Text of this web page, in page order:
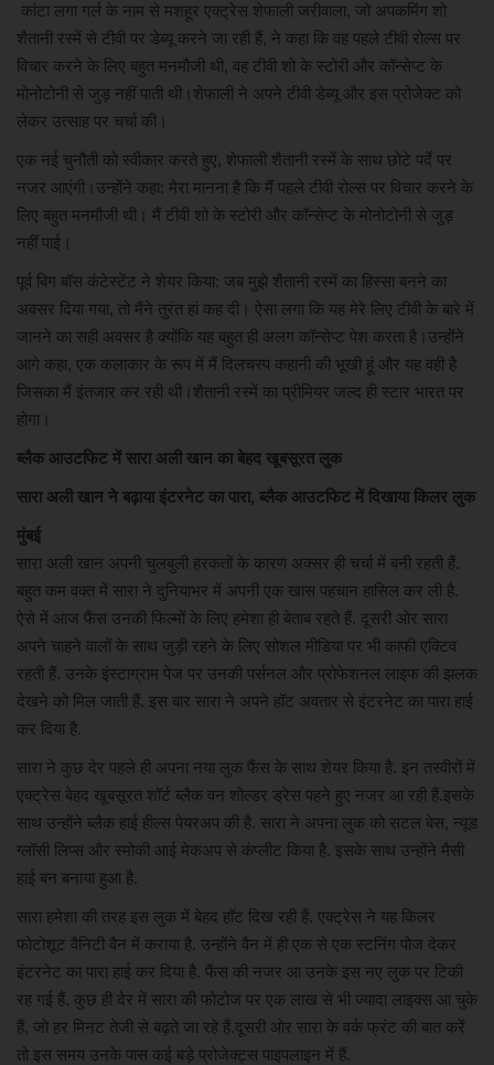
खेल
मनोरंजन
लाइफ स्टाइल
शिक्षा एवं रोजगार
स्वास्थ्य
कांटा लगा गर्ल के नाम से मशहूर एक्ट्रेस शेफाली जरीवाला, जो अपकमिंग शो
शैतानी रस्में से टीवी पर डेब्यू करने जा रही हैं, ने कहा कि वह पहले टीवी रोल्स पर
विचार करने के लिए बहुत मनमौजी थी, वह टीवी शो के स्टोरी और कॉन्सेप्ट के
मोनोटोनी से जुड़ नहीं पाती थी।शेफाली ने अपने टीवी डेब्यू और इस प्रोजेक्ट को
लेकर उत्साह पर चर्चा की।
एक नई चुनौती को स्वीकार करते हुए, शेफाली शैतानी रस्में के साथ छोटे पर्दे पर
नजर आएंगी।उन्होंने कहा: मेरा मानना है कि मैं पहले टीवी रोल्स पर विचार करने के
लिए बहुत मनमौजी थी। मैं टीवी शो के स्टोरी और कॉन्सेप्ट के मोनोटोनी से जुड़
नहीं पाई।
पूर्व बिग बॉस कंटेस्टेंट ने शेयर किया: जब मुझे शैतानी रस्में का हिस्सा बनने का
अवसर दिया गया, तो मैंने तुरंत हां कह दी। ऐसा लगा कि यह मेरे लिए टीवी के बारे में
जानने का सही अवसर है क्योंकि यह बहुत ही अलग कॉन्सेप्ट पेश करता है।उन्होंने
आगे कहा, एक कलाकार के रूप में मैं दिलचस्प कहानी की भूखी हूं और यह वही है
जिसका मैं इंतजार कर रही थी।शैतानी रस्में का प्रीमियर जल्द ही स्टार भारत पर
होगा।
ब्लैक आउटफिट में सारा अली खान का बेहद खूबसूरत लुक
सारा अली खान ने बढ़ाया इंटरनेट का पारा, ब्लैक आउटफिट में दिखाया किलर लुक
मुंबई
सारा अली खान अपनी चुलबुली हरकतों के कारण अक्सर ही चर्चा में बनी रहती हैं.
बहुत कम वक्त में सारा ने दुनियाभर में अपनी एक खास पहचान हासिल कर ली है.
ऐसे में आज फैंस उनकी फिल्मों के लिए हमेशा ही बेताब रहते हैं. दूसरी ओर सारा
अपने चाहने वालों के साथ जुड़ी रहने के लिए सोशल मीडिया पर भी काफी एक्टिव
रहती हैं. उनके इंस्टाग्राम पेज पर उनकी पर्सनल और प्रोफेशनल लाइफ की झलक
देखने को मिल जाती हैं. इस बार सारा ने अपने हॉट अवतार से इंटरनेट का पारा हाई
कर दिया है.
सारा ने कुछ देर पहले ही अपना नया लुक फैंस के साथ शेयर किया है. इन तस्वीरों में
एक्ट्रेस बेहद खूबसूरत शॉर्ट ब्लैक वन शोल्डर ड्रेस पहने हुए नजर आ रही हैं.इसके
साथ उन्होंने ब्लैक हाई हील्स पेयरअप की है. सारा ने अपना लुक को सटल बेस, न्यूड
ग्लॉसी लिप्स और स्मोकी आई मेकअप से कंप्लीट किया है. इसके साथ उन्होंने मैसी
हाई बन बनाया हुआ है.
सारा हमेशा की तरह इस लुक में बेहद हॉट दिख रही हैं. एक्ट्रेस ने यह किलर
फोटोशूट वैनिटी वैन में कराया है. उन्होंने वैन में ही एक से एक स्टनिंग पोज देकर
इंटरनेट का पारा हाई कर दिया है. फैंस की नजर आ उनके इस नए लुक पर टिकी
रह गई हैं. कुछ ही देर में सारा की फोटोज पर एक लाख से भी ज्यादा लाइक्स आ चुके
हैं, जो हर मिनट तेजी से बढ़ते जा रहे हैं.दूसरी ओर सारा के वर्क फ्रंट की बात करें
तो इस समय उनके पास कई बड़े प्रोजेक्ट्स पाइपलाइन में हैं.